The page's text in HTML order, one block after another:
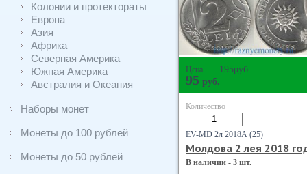
Колонии и протектораты
Европа
Азия
Африка
Северная Америка
Южная Америка
Австралия и Океания
Наборы монет
Монеты до 100 рублей
Монеты до 50 рублей
Цена 195руб.
95 руб.
Количество
EV-MD 2л 2018А (25)
Молдова 2 лея 2018
В наличии - 3 шт.